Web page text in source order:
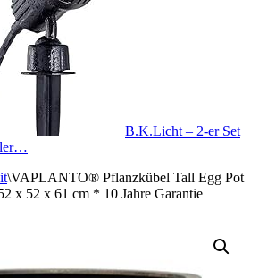
B.K.Licht – 2-er Set
\VAPLANTO® Pflanzkübel Tall Egg Pot
x 52 x 61 cm * 10 Jahre Garantie